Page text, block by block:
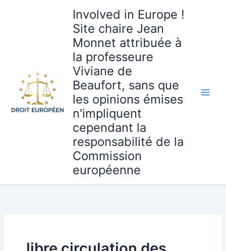
Involved in Europe !
Site chaire Jean
Monnet attribuée à
la professeure
Viviane de
Beaufort, sans que
les opinions émises
n'impliquent
cependant la
responsabilité de la
Commission
européenne